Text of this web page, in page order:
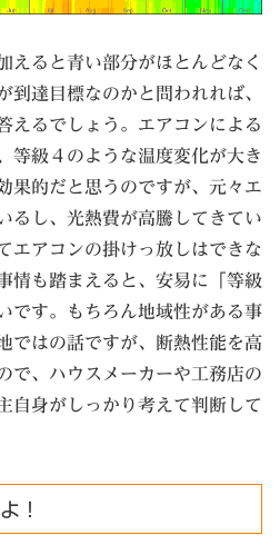
えると青い部分がほとんどなく
到達目標なのかと問われれば、
えるでしょう。エアコンによる
等級４のような温度変化が大き
果的だと思うのですが、元々エ
るし、光熱費が高騰してきてい
エアコンの掛けっ放しはできな
情も踏まえると、安易に「等級
です。もちろん地域性がある事
ではの話ですが、断熱性能を高
で、ハウスメーカーや工務店の
自身がしっかり考えて判断して
！